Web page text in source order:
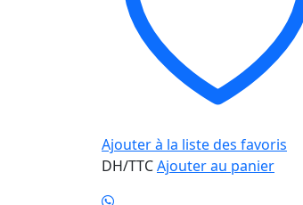
Ajouter à la liste des favoris
DH/TTCAjouter au panier